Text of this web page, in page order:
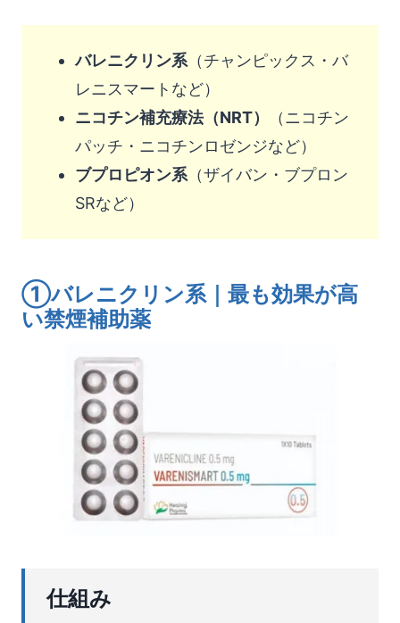
バレニクリン系 （チャンピックス・バ
レニスマートなど）
ニコチン補充療法（NRT）
（ニコチン
パッチ・ニコチンロゼンジなど）
ブプロピオン系 （ザイバン・ブプロン
SRなど）
①バレニクリン系｜最も効果が高
い禁煙補助薬
仕組み